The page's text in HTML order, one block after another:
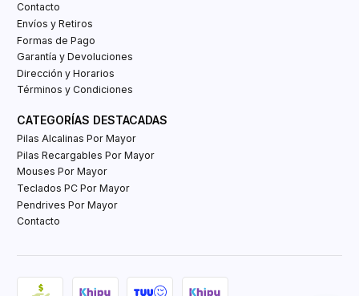
Contacto
Envíos y Retiros
Formas de Pago
Garantía y Devoluciones
Dirección y Horarios
Términos y Condiciones
CATEGORÍAS DESTACADAS
Pilas Alcalinas Por Mayor
Pilas Recargables Por Mayor
Mouses Por Mayor
Teclados PC Por Mayor
Pendrives Por Mayor
Contacto